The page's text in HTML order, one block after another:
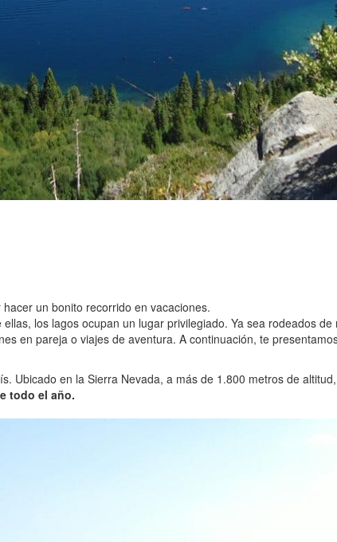
un bonito recorrido en vacaciones.
ellas, los lagos ocupan un lugar privilegiado. Ya sea rodeados
en pareja o viajes de aventura. A continuación, te
Ubicado en la Sierra Nevada, a más de 1.800 metros de
todo el año.